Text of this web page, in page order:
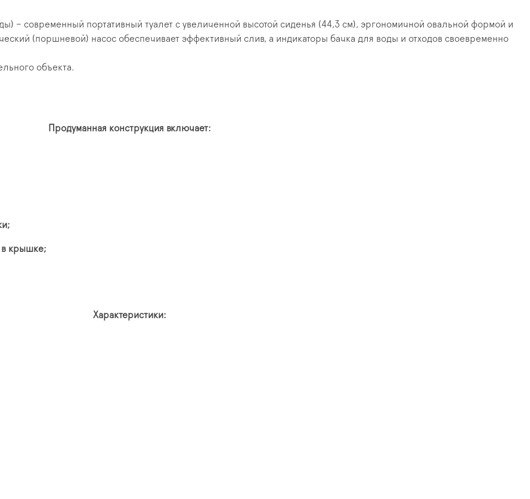
– современный портативный туалет с увеличенной высотой сиденья (44,3 см), эргономичной овальной формой и
(поршневой) насос обеспечивает эффективный слив, а индикаторы бачка для воды и отходов своевременно
объекта.
Продуманная конструкция включает:
в крышке;
Характеристики: